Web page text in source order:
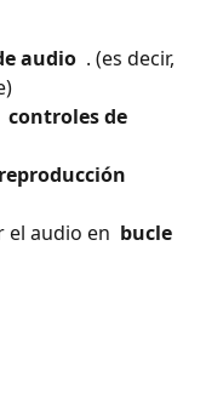
audio . (es decir,
controles de
reproducción
el audio en bucle